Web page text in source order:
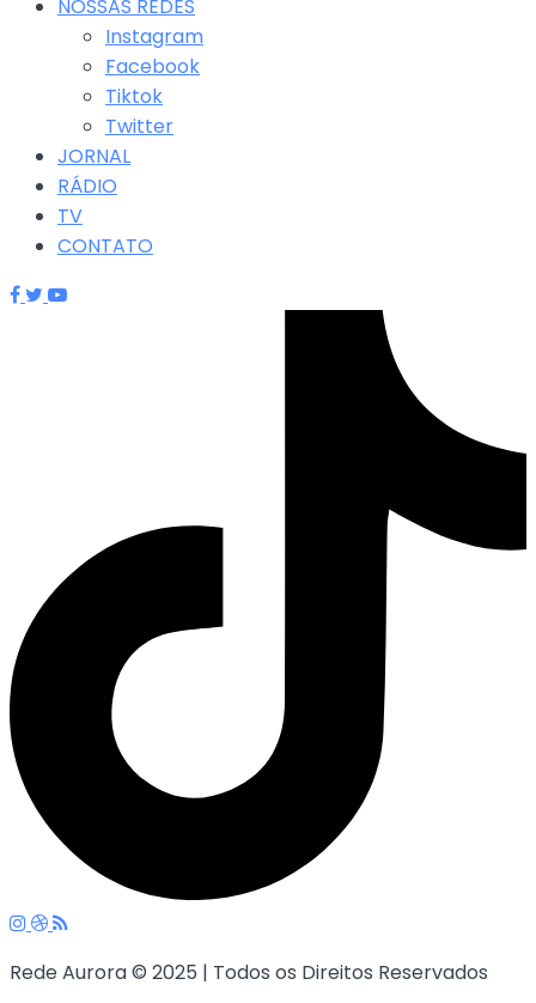
NOSSAS REDES
Instagram
Facebook
Tiktok
Twitter
JORNAL
RÁDIO
TV
CONTATO
Rede Aurora © 2025 | Todos os Direitos Reservados